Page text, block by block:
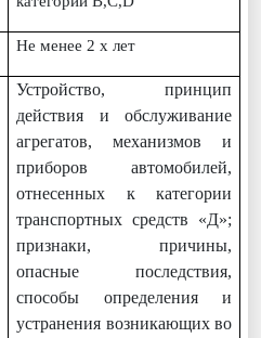
Не менее 2 х лет
Устройство, принцип
действия и обслуживание
агрегатов, механизмов и
приборов автомобилей,
отнесенных к категории
транспортных средств «Д»;
признаки, причины,
опасные последствия,
способы определения и
устранения возникающих во